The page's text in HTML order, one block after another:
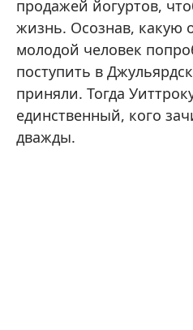
продажей йогуртов,
жизнь. Осознав, какую
молодой человек
поступить в
приняли. Тогда
единственный, кого
дважды.